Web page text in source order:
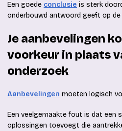
Een goede conclusie is sterk
onderbouwd antwoord geeft op de
Je aanbevelingen
voorkeur in plaats
onderzoek
Aanbevelingen moeten logisch
Een veelgemaakte fout is dat een
oplossingen toevoegt die